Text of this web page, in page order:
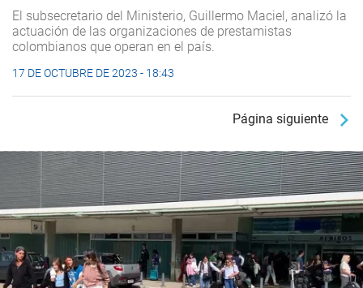
El subsecretario del Ministerio, Guillermo Maciel, analizó la
actuación de las organizaciones de prestamistas
colombianos que operan en el país.
17 DE OCTUBRE DE 2023 - 18:43
Página siguiente